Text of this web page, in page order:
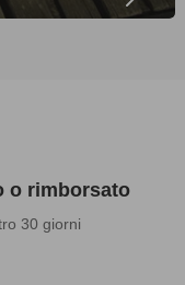
o rimborsato
30 giorni